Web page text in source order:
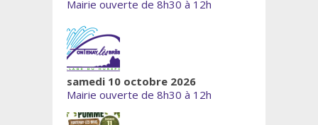
Mairie ouverte de 8h30 à 12h
samedi 10 octobre 2026
Mairie ouverte de 8h30 à 12h